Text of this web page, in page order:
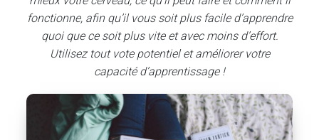
fonctionne, afin qu’il vous soit plus facile d’apprendre
quoi que ce soit plus vite et avec moins d’effort.
Utilisez tout vote potentiel et améliorer votre
capacité d’apprentissage !